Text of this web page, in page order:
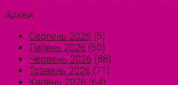
Архіви
Серпень 2026 (5)
Липень 2026 (50)
Червень 2026 (88)
Травень 2026 (71)
Квітень 2026 (64)